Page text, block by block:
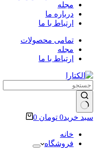
مجله
درباره ما
ارتباط با ما
تمامی محصولات
مجله
ارتباط با ما
سبد خرید0 تومان 0
خانه
فروشگاه